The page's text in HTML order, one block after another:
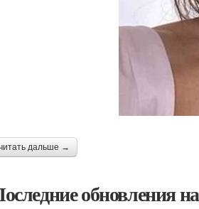
дальше →
обновления